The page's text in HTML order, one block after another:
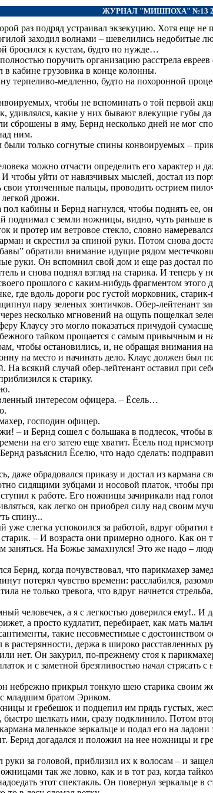
ЖУРНАЛ "МИШПОХА" №13
раз подряд устраивал экзекуцию. Хотя еще не
заходил волнами – шевелились недобитые
бросился к кустам, будто по нужде…
поручить организацию расстрела
кабине грузовика в конце колонны.
терпеливо-медленно, будто на похоронной
чтобы не вспоминать о той первой
удивлялся, какие у них бывают влекущие губы
сброшены в яму, Бернд несколько дней не мог
ним.
были только согнутые спины конвоируемых –
можно отчасти определить его характер и
уйти от навязчивых мыслей, достал из
свои утонченные пальцы, проводить острием
легкой дрожи.
пол кабины и Бернд нагнулся, чтобы поднять ее,
поднимал с земли ножницы, видно, чуть
и протер им ветровое стекло, словно
и скрестил за спиной руки. Потом снова
обратили внимание идущие рядом
руки. Он вспомнил свой дом и еще раз достал
и снова поднял взгляд на старика. И теперь у
прошлого с каким-нибудь фрагментом этого
где вдоль дороги рос густой морковник,
пару зеленых зонтичков. Обер-лейтенант
несколько мгновений на ощупь пощелкал
Клаусу это могло показаться причудой
тайком прощается с самым привычным и
чтобы остановились, и, не обращая внимания
на место и начинать дело. Клаус должен был
На всякий случай обер-лейтенант оставил при
к старику.
интересом офицера. – Ёсель…
господин офицер.
– и Бернд сошел с большака в подлесок,
на его затею еще хватит. Ёсель под
разъяснил Ёселю, что надо сделать:
даже обрадовался приказу и достал из
сидящими зубцами и носовой платок, чтобы
к работе. Его ножницы зачирикали над
как легко он приобрел силу над своим
спину...
уже слегка успокоился за работой, вдруг
– И возраста они примерно одного. Как он
заняться. На Божье замахнулся! Это же надо –
Бернд, когда почувствовал, что парикмахер
потерял чувство времени: расслабился,
не только тревога, что вдруг начнется
человечек, а я с легкостью доверился ему!.. И
а просто кудлатит, перебирает, как мать
такие несовместимые с
в растерянности, держа в широко
нет. Он закурил, по-прежнему стоя к
и с заметной брезгливостью начал
небрежно прикрыл тонкую шею старика своим
с младшим братом Эриком.
и гребешок и подцепил им прядь густых,
щелкать ими, сразу подклинило. Потом
маленькое зеркальце и подал его на
Бернд догадался и положил на нее ножницы и
за головой, приблизил их к волосам – и
так же ловко, как и в тот раз, когда
этот спектакль. Он повернул зеркальце в